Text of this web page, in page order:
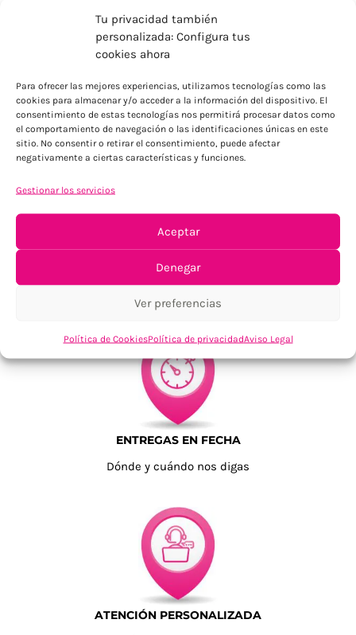
Tu privacidad también
personalizada: Configura tus
cookies ahora
Para ofrecer las mejores experiencias, utilizamos tecnologías como las
cookies para almacenar y/o acceder a la información del dispositivo. El
consentimiento de estas tecnologías nos permitirá procesar datos como
el comportamiento de navegación o las identificaciones únicas en este
sitio. No consentir o retirar el consentimiento, puede afectar
negativamente a ciertas características y funciones.
Gestionar los servicios
Aceptar
Denegar
Ver preferencias
Política de CookiesPolítica de privacidadAviso Legal
ENVÍOS ECONÓMICOS
Para Península, resto consultar
TU SATISFACCIÓN = LA NUESTRA
ENTREGAS EN FECHA
Dónde y cuándo nos digas
ATENCIÓN PERSONALIZADA